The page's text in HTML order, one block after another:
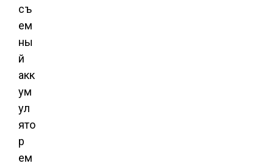
съ
ем
ны
й
акк
ум
ул
ято
р
ем